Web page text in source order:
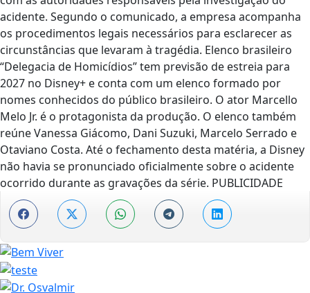
acidente. Segundo o comunicado, a empresa acompanha
os procedimentos legais necessários para esclarecer as
circunstâncias que levaram à tragédia. Elenco brasileiro
“Delegacia de Homicídios” tem previsão de estreia para
2027 no Disney+ e conta com um elenco formado por
nomes conhecidos do público brasileiro. O ator Marcello
Melo Jr. é o protagonista da produção. O elenco também
reúne Vanessa Giácomo, Dani Suzuki, Marcelo Serrado e
Otaviano Costa. Até o fechamento desta matéria, a Disney
não havia se pronunciado oficialmente sobre o acidente
ocorrido durante as gravações da série. PUBLICIDADE